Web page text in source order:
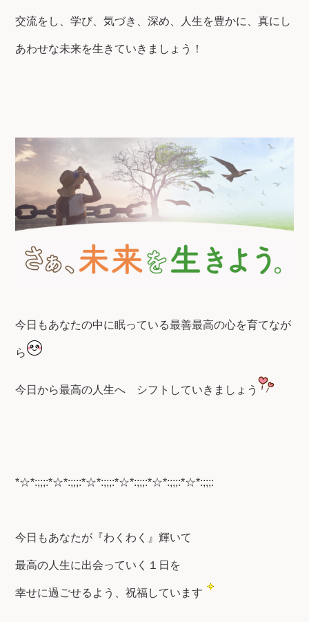
交流をし、学び、気づき、深め、 人生を豊かに、真にし
あわせな未来を生きていきましょう！
今日もあなたの中に眠っている最善最高の心を育てなが
ら
今日から最高の人生へ シフトしていきましょう
*☆*:;;;:*☆*:;;;:*☆*:;;;:*☆*:;;;:*☆*:;;;:*☆*:;;;:
今日もあなたが『わくわく』輝いて
最高の人生に出会っていく１日を
幸せに過ごせるよう、祝福しています